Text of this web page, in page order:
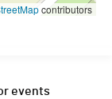
contributors
events